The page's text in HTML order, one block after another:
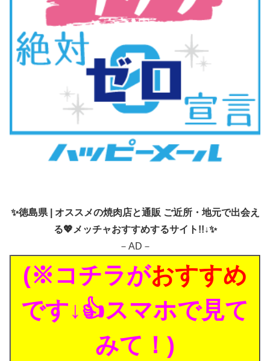
✨徳島県 | オススメの焼肉店と通販 ご近所・地元で出会え
る💖メッチャおすすめするサイト!!↓✨
－AD－
(※コチラがおすすめ
です↓👍スマホで見て
みて！)